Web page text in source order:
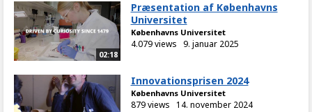
02:18
Præsentation af Københavns
Universitet
Københavns Universitet
4.079 views 9. januar 2025
Innovationsprisen 2024
Københavns Universitet
879 views 14. november 2024